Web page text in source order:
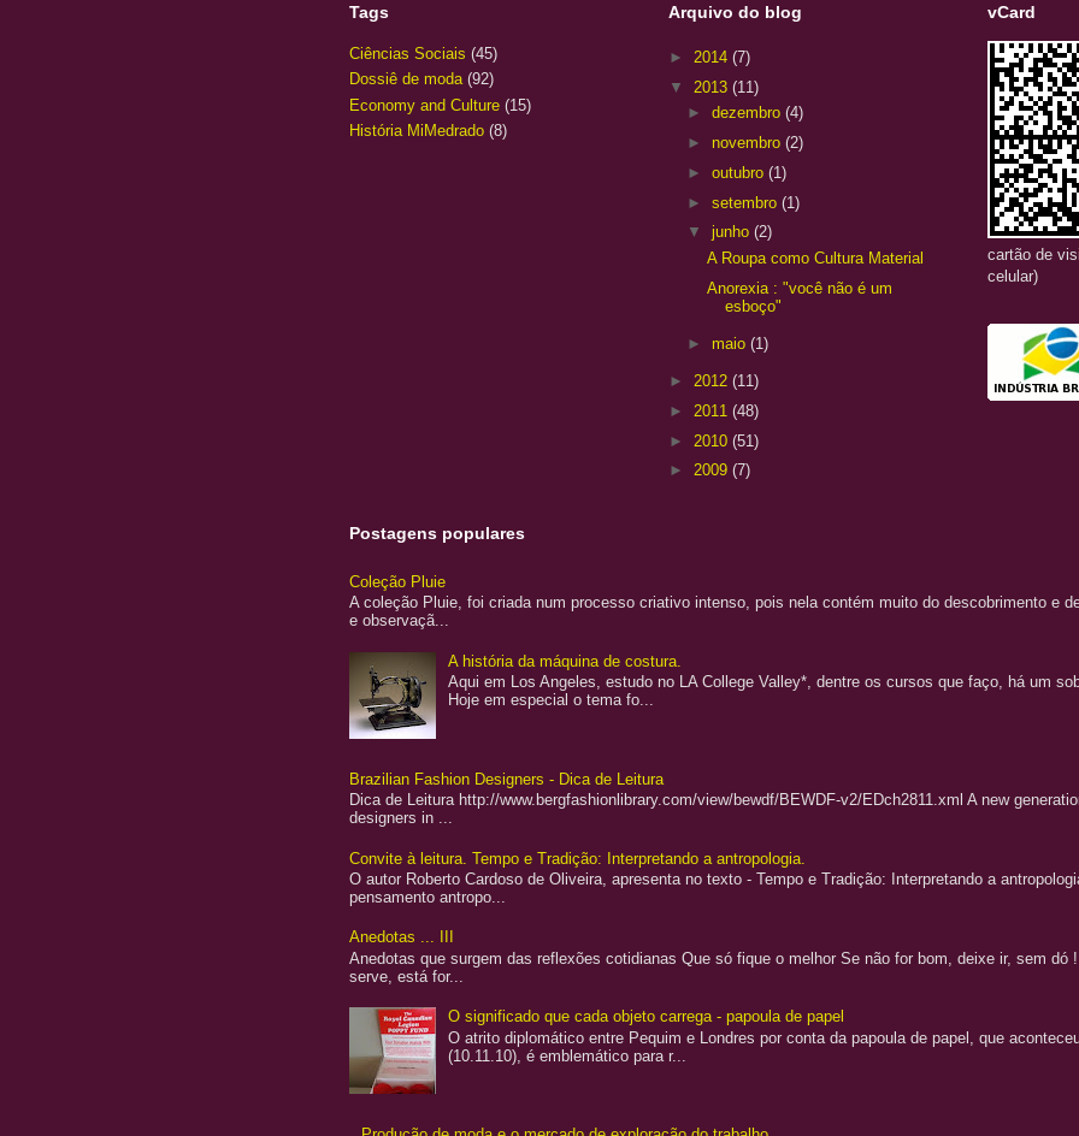
Tags
Ciências Sociais (45)
Dossiê de moda (92)
Economy and Culture (15)
História MiMedrado (8)
Arquivo do blog
► 2014 (7)
▼ 2013 (11)
►dezembro(4)
►novembro(2)
►outubro(1)
►setembro(1)
▼junho(2)
A Roupa como Cultura Material
Anorexia : "você não é um
esboço"
►maio(1)
► 2012 (11)
► 2011 (48)
► 2010 (51)
► 2009 (7)
vCard
cartão de
celular)
Postagens populares
Coleção Pluie
A coleção Pluie, foi criada num processo criativo intenso, pois nela contém muito do descobrimento e
e observaçã...
A história da máquina de costura.
Aqui em Los Angeles, estudo no LA College Valley*, dentre os cursos que faço, há um
Hoje em especial o tema fo...
Brazilian Fashion Designers - Dica de Leitura
Dica de Leitura http://www.bergfashionlibrary.com/view/bewdf/BEWDF-v2/EDch2811.xml A new
designers in ...
Convite à leitura. Tempo e Tradição: Interpretando a antropologia.
O autor Roberto Cardoso de Oliveira, apresenta no texto - Tempo e Tradição: Interpretando a
pensamento antropo...
Anedotas ... III
Anedotas que surgem das reflexões cotidianas Que só fique o melhor Se não for bom, deixe ir, sem dó
serve, está for...
O significado que cada objeto carrega - papoula de papel
O atrito diplomático entre Pequim e Londres por conta da papoula de papel, que
(10.11.10), é emblemático para r...